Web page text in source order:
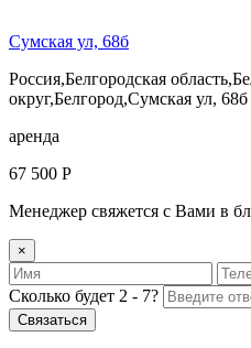
Сумская ул, 68б
Россия,Белгородская
округ,Белгород,Сумская ул, 68б
аренда
67 500 Р
Менеджер свяжется с Вами в
×
Сколько будет 2 - 7?